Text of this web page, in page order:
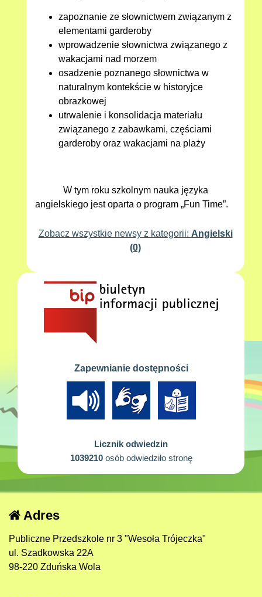
zapoznanie ze słownictwem związanym z
elementami garderoby
wprowadzenie słownictwa związanego z
wakacjami nad morzem
osadzenie poznanego słownictwa w
naturalnym kontekście w historyjce
obrazkowej
utrwalenie i konsolidacja materiału
związanego z zabawkami, częściami
garderoby oraz wakacjami na plaży
W tym roku szkolnym nauka języka
angielskiego jest oparta o program „Fun Time”.
Zobacz wszystkie newsy z kategorii: Angielski
(0)
Zapewnianie dostępności
Licznik odwiedzin
1039210osób odwiedziło stronę
Adres
Publiczne Przedszkole nr 3 "Wesoła Trójeczka"
ul. Szadkowska 22A
98-220 Zduńska Wola